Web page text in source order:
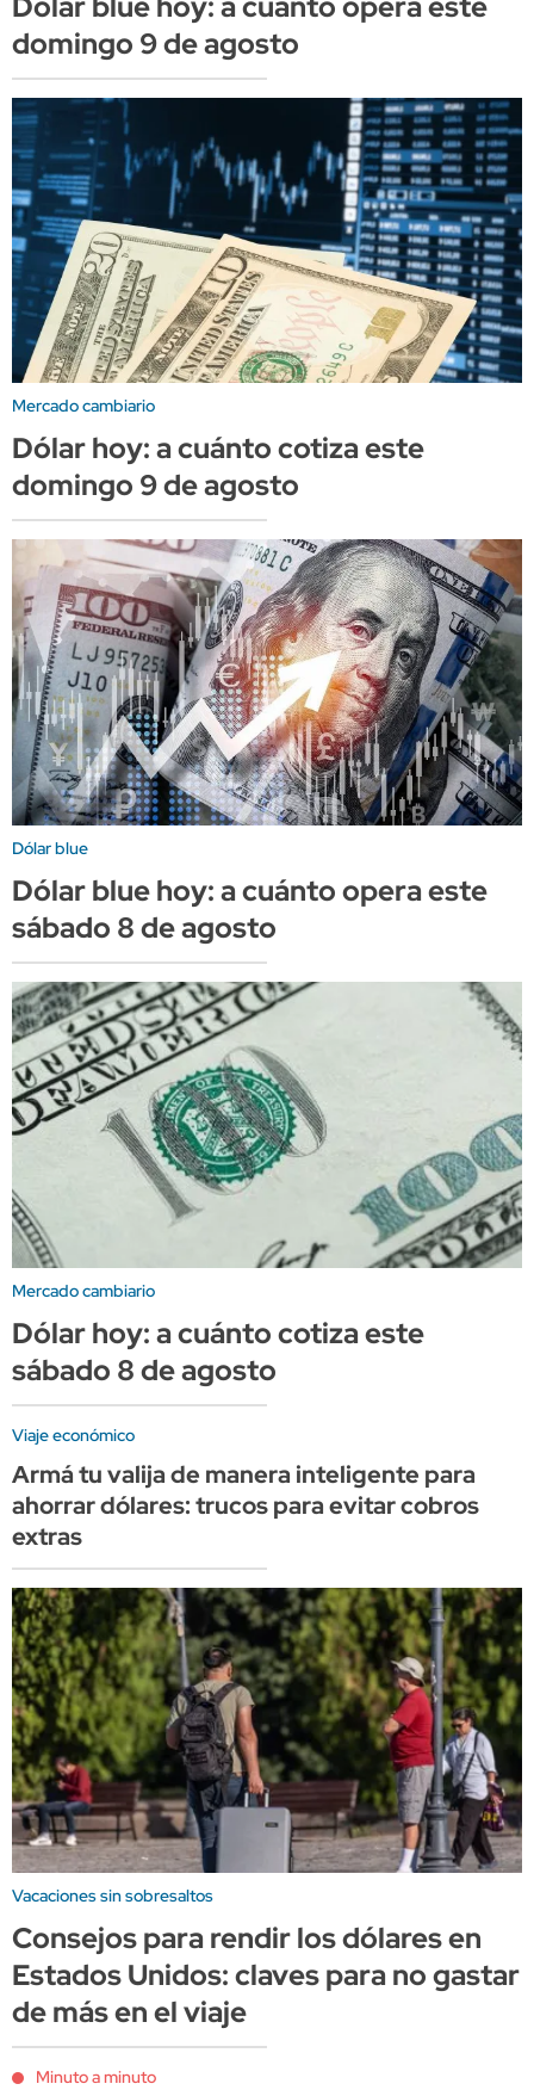
domingo 9 de agosto
Mercado cambiario
Dólar hoy: a cuánto cotiza este
domingo 9 de agosto
Dólar blue
Dólar blue hoy: a cuánto opera este
sábado 8 de agosto
Mercado cambiario
Dólar hoy: a cuánto cotiza este
sábado 8 de agosto
Viaje económico
Armá tu valija de manera inteligente para
ahorrar dólares: trucos para evitar cobros
extras
Vacaciones sin sobresaltos
Consejos para rendir los dólares en
Estados Unidos: claves para no gastar
de más en el viaje
Minuto a minuto